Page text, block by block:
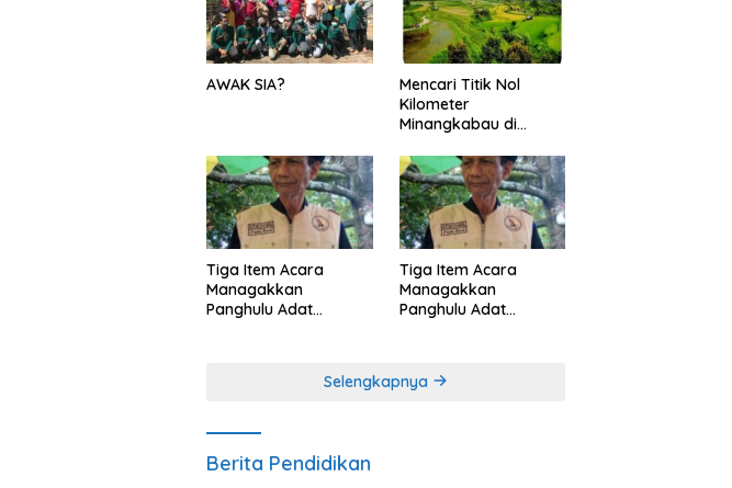
AWAK SIA?
Mencari Titik Nol
Kilometer
Minangkabau di
Dimanakah Lokasi
nya?
Tiga Item Acara
Managakkan
Panghulu Adat
Tiga Item Acara
Managakkan
Panghulu Adat
Selengkapnya
Berita Pendidikan